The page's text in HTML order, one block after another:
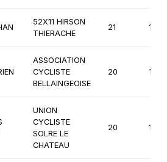
52X11 HIRSON
THIERACHE
21 1ère
ASSOCIATION
CYCLISTE
BELLAINGEOISE
20 1ère
UNION
CYCLISTE
SOLRE LE
CHATEAU
20 1ère